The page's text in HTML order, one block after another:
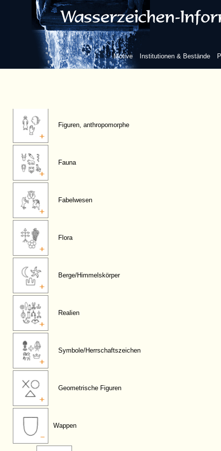
Motive Institutionen & Bestände
Figuren, anthropomorphe
Fauna
Fabelwesen
Flora
Berge/Himmelskörper
Realien
Symbole/Herrschaftszeichen
Geometrische Figuren
Wappen